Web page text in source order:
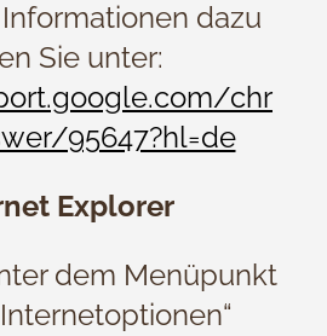
dazu
Sie unter:
chr
95647?hl=de
Explorer
dem Menüpunkt